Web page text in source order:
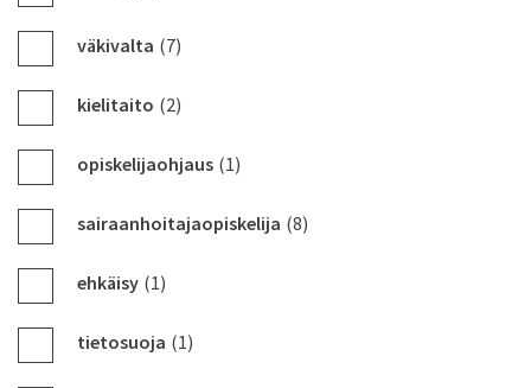
väkivalta (7)
kielitaito (2)
opiskelijaohjaus (1)
sairaanhoitajaopiskelija (8)
ehkäisy (1)
tietosuoja (1)